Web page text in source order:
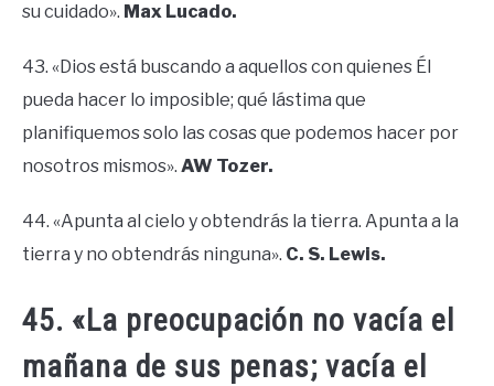
su cuidado». Max Lucado.
43. «Dios está buscando a aquellos con quienes Él
pueda hacer lo imposible; qué lástima que
planifiquemos solo las cosas que podemos hacer por
nosotros mismos». AW Tozer.
44. «Apunta al cielo y obtendrás la tierra. Apunta a la
tierra y no obtendrás ninguna». C. S. Lewis.
45. «La preocupación no vacía el
mañana de sus penas; vacía el